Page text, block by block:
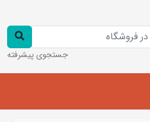
جستجوی پیشرفته